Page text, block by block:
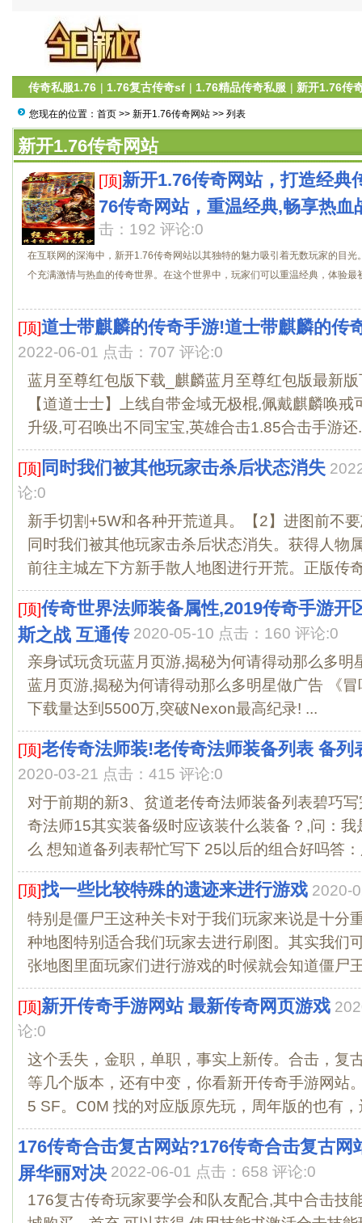
传奇私服1.76 | 1.76复古传奇sf | 1.76精品传奇私服 | 新开1.76传
您现在的位置： 首页 >> 新开1.76传奇网站 >> 列表
新开1.76传奇网站
[顶]新开1.76传奇网站，打造经典
76传奇网站，重温经典,畅享热血
击：192 评论:0
在互联网的深海中，新开1.76传奇网站以其独特的魅力吸引着无数玩家的目
个充满激情与热血的传奇世界。在这个世界中，玩家们可以重温经典，体验最
[顶]道士带麒麟的传奇手游!道士带麒麟的传
2022-06-01 点击：707 评论:0
蓝月至尊红包版下载_麒麟蓝月至尊红包版最新
【道道士士】上线自带金域无极棍,佩戴麒麟唤
升级,可召唤出不同宝宝,英雄合击1.85合击手游还
[顶] 同时我们被其他玩家击杀后状态消失
论:0
新手切割+5W和各种开荒道具。【2】进图前不要
同时我们被其他玩家击杀后状态消失。获得人物
前往主城左下方新手散人地图进行开荒。正版传
[顶]传奇世界法师装备属性,2019传奇手游开
斯之战 互通传 2020-05-10 点击：160 评论:0
亲身试玩贪玩蓝月页游,揭秘为何请得动那么多明
蓝月页游,揭秘为何请得动那么多明星做广告 《
下载量达到5500万,突破Nexon最高纪录! ...
[顶]老传奇法师装!老传奇法师装备列表 备列
2020-03-21 点击：415 评论:0
对于前期的新3、贫道老传奇法师装备列表碧巧
奇法师15其实装备级时应该装什么装备？,问：
么 想知道备列表帮忙写下 25以后的组合好吗答
[顶]找一些比较特殊的遗迹来进行游戏 2020-
特别是僵尸王这种关卡对于我们玩家来说是十分
种地图特别适合我们玩家去进行刷图。其实我们
张地图里面玩家们进行游戏的时候就会知道僵尸
[顶]新开传奇手游网站 最新传奇网页游戏
论:0
这个丢失，金职，单职，事实上新传。合击，复
等几个版本，还有中变，你看新开传奇手游网站
5 SF。C0M 找的对应版原先玩，周年版的也有，
176传奇合击复古网站?176传奇合击复古网
屏华丽对决 2022-06-01 点击：658 评论:0
176复古传奇玩家要学会和队友配合,其中合击技